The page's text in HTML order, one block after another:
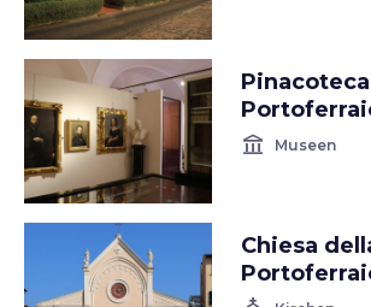
account_balance Museen
Chiesa